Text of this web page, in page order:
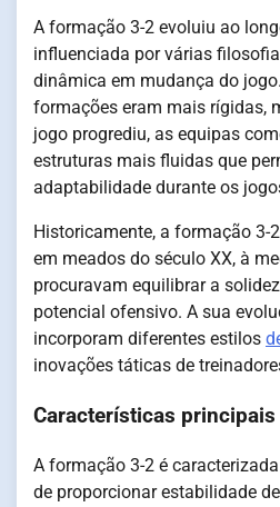
A formação 3-2 evoluiu ao
influenciada por várias
dinâmica em mudança do
formações eram mais rígidas,
jogo progrediu, as equipas
estruturas mais fluidas que
adaptabilidade durante os
Historicamente, a formação 3-
em meados do século XX, à
procuravam equilibrar a
potencial ofensivo. A sua
incorporam diferentes estilos
inovações táticas de
Características
A formação 3-2 é
de proporcionar estabilidade